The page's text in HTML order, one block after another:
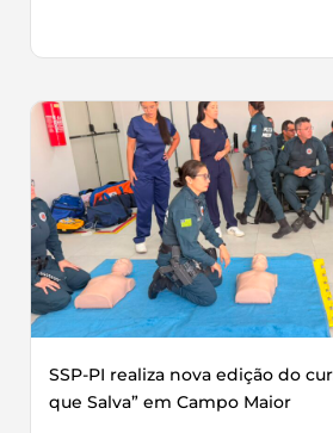
SSP-PI realiza nova edição do
que Salva” em Campo Maior